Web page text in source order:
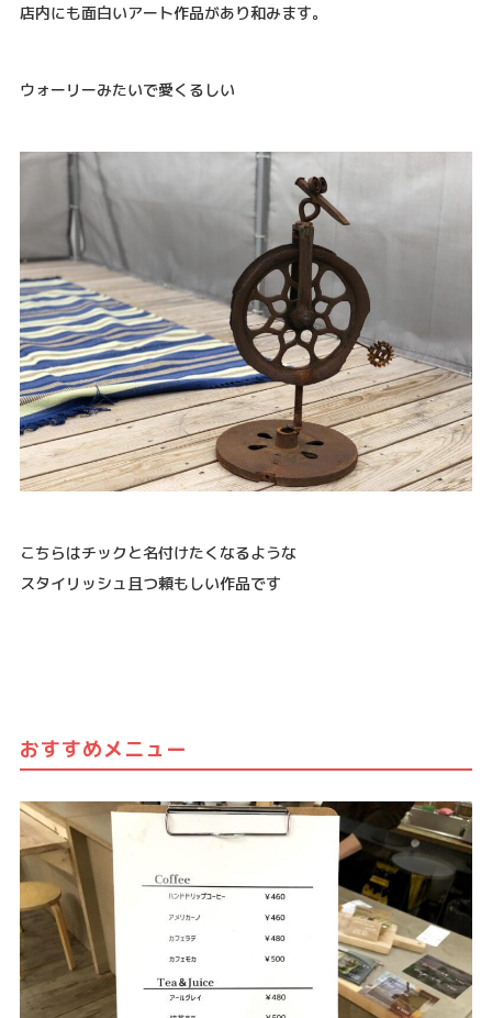
店内にも面白いアート作品があり和みます。
ウォーリーみたいで愛くるしい
こちらはチックと名付けたくなるような
スタイリッシュ且つ頼もしい作品です
おすすめメニュー